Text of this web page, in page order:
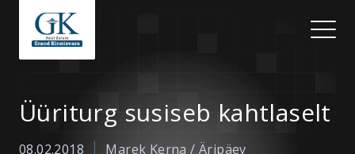
Üüriturg susiseb kahtlaselt
08.02.2018 | Marek Kerna / Äripäev